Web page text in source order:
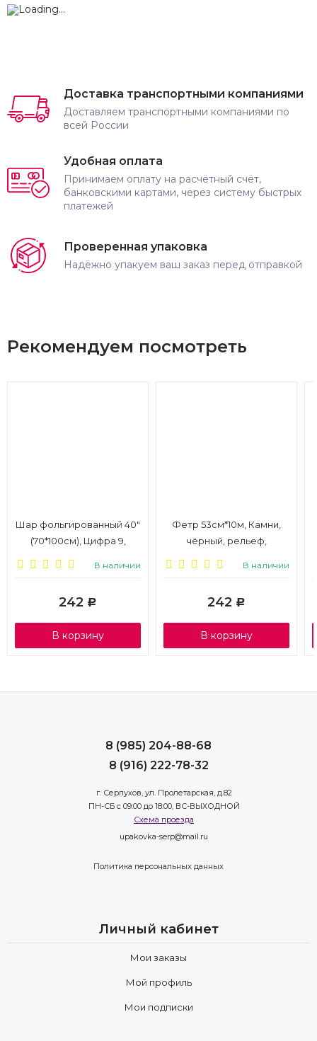
Доставка транспортными компаниями
Доставляем транспортными компаниями по
всей России
Удобная оплата
Принимаем оплату на расчётный счёт,
банковскими картами, через систему быстрых
платежей
Проверенная упаковка
Надёжно упакуем ваш заказ перед отправкой
Рекомендуем посмотреть
Шар фольгированный 40"
(70*100см), Цифра 9,
В наличии
242 Р
В корзину
Фетр 53см*10м, Камни,
чёрный, рельеф,
В наличии
242 Р
В корзину
8 (985) 204-88-68
8 (916) 222-78-32
г. Серпухов, ул. Пролетарская, д.82
ПН-СБ с 09:00 до 18:00, ВС-ВЫХОДНОЙ
Схема проезда
upakovka-serp@mail.ru
Политика персональных данных
Личный кабинет
Мои заказы
Мой профиль
Мои подписки